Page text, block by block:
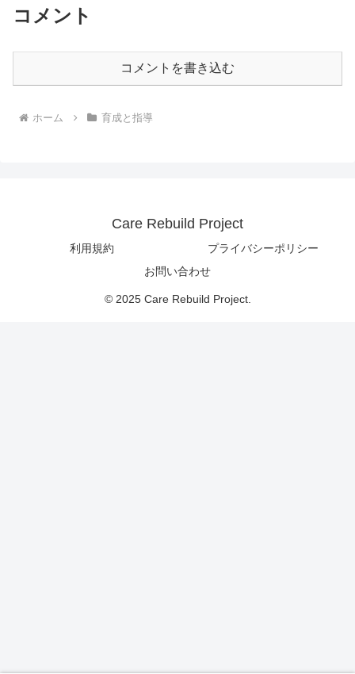
コメント
コメントを書き込む
ホーム 育成と指導
Care Rebuild Project
利用規約
プライバシーポリシー
お問い合わせ
© 2025 Care Rebuild Project.